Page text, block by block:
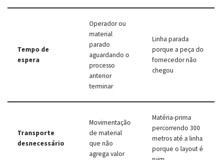
Tempo de
espera
Operador ou
material
parado
aguardando o
processo
anterior
terminar
Linha parada
porque a peça do
fornecedor não
chegou
Transporte
desnecessário
Movimentação
de material
que não
agrega valor
Matéria-prima
percorrendo 300
metros até a linha
porque o layout é